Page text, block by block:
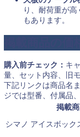
り、耐荷重が
もあります。
購入前チェック： キ
量、セット内容、旧
下記リンクは商品名
ジでは型番、付属品
掲載
シマノ アイスボック